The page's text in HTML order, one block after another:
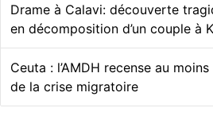
Drame à Calavi: découverte
en décomposition d’un couple à
Ceuta : l’AMDH recense au
de la crise migratoire